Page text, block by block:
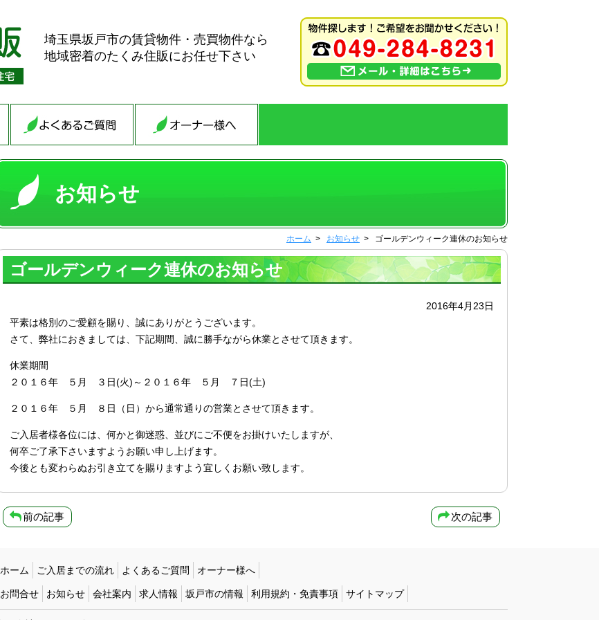
埼玉県坂戸市の賃貸物件・売買物件なら
地域密着のたくみ住販にお任せ下さい
お知らせ
ホーム > お知らせ > ゴールデンウィーク連休のお知らせ
ゴールデンウィーク連休のお知らせ
2016年4月23日
平素は格別のご愛顧を賜り、誠にありがとうございます。
さて、弊社におきましては、下記期間、誠に勝手ながら休業とさせて頂きます。
休業期間
２０１６年 ５月 ３日(火)～２０１６年 ５月 ７日(土)
２０１６年 ５月 ８日（日）から通常通りの営業とさせて頂きます。
ご入居者様各位には、何かと御迷惑、並びにご不便をお掛けいたしますが、
何卒ご了承下さいますようお願い申し上げます。
今後とも変わらぬお引き立てを賜りますよう宜しくお願い致します。
前の記事 次の記事
ホーム ご入居までの流れ よくあるご質問 オーナー様へ
お問合せ お知らせ 会社案内 求人情報 坂戸市の情報 利用規約・免責事項 サイトマップ